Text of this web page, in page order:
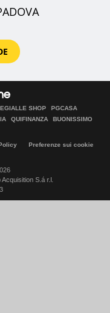
SHOP
PGCASA
QUIFINANZA
BUONISSIMO
Preferenze sui cookie
S.á r.l.